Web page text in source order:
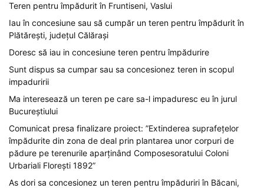
Teren pentru împădurit în Fruntiseni, Vaslui
Iau în concesiune sau să cumpăr un teren pentru împădurit în
Plătărești, județul Călărași
Doresc să iau in concesiune teren pentru împădurire
Sunt dispus sa cumpar sau sa concesionez teren in scopul
impaduririi
Ma interesează un teren pe care sa-l impaduresc eu în jurul
Bucureștiului
Comunicat presa finalizare proiect: ”Extinderea suprafețelor
împădurite din zona de deal prin plantarea unor corpuri de
pădure pe terenurile aparținând Composesoratului Coloni
Urbariali Florești 1892”
As dori sa concesionez un teren pentru împăduriri în Băcani,